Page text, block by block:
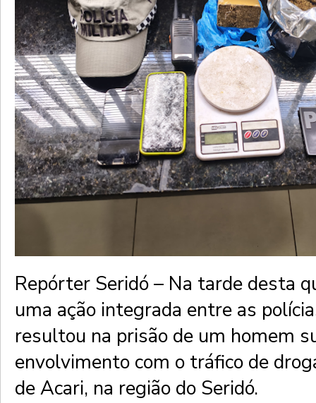
Repórter Seridó – Na tarde desta
uma ação integrada entre as
resultou na prisão de um homem
envolvimento com o tráfico de
de Acari, na região do Seridó.